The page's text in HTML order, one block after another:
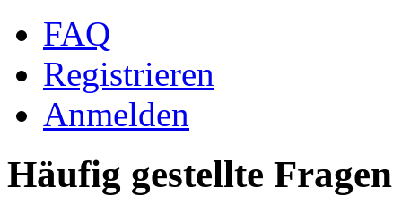
FAQ
Registrieren
Anmelden
Häufig gestellte Fragen